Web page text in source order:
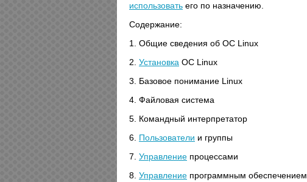
использовать его по назначению.
Содержание:
1. Общие сведения об ОС Linux
2. Установка ОС Linux
3. Базовое понимание Linux
4. Файловая система
5. Командный интерпретатор
6. Пользователи и группы
7. Управление процессами
8. Управление программным обеспечением